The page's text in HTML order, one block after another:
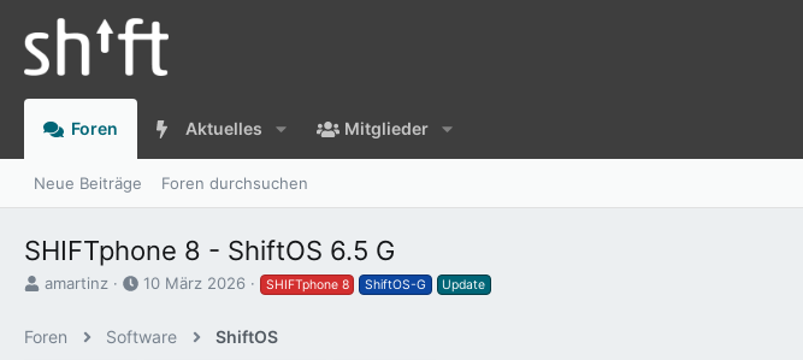
Foren Aktuelles Mitglieder
Neue Beiträge Foren durchsuchen
SHIFTphone 8 - ShiftOS 6.5 G
E
t
amartinz
E
t
10 März 2026 SHIFTphone 8 ShiftOS-G Update
Foren Software ShiftOS